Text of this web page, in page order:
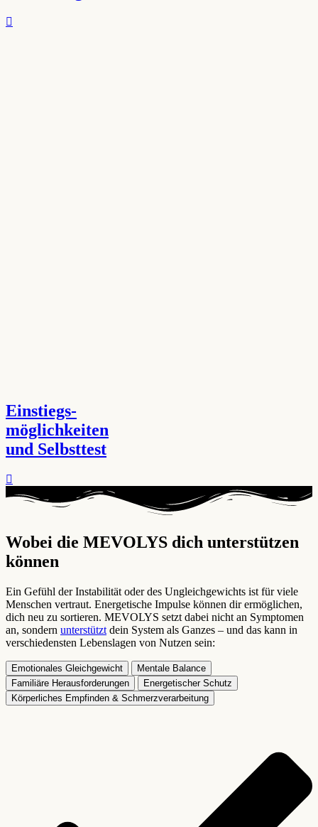
Einstiegs-
möglichkeiten
und Selbsttest
Wobei die MEVOLYS dich unterstützen
können ​
Ein Gefühl der Instabilität oder des Ungleichgewichts ist für viele
Menschen vertraut. Energetische Impulse können dir ermöglichen,
dich neu zu sortieren. MEVOLYS setzt dabei nicht an Symptomen
an, sondern unterstützt dein System als Ganzes – und das kann in
verschiedensten Lebenslagen von Nutzen sein:
Emotionales Gleichgewicht
Mentale Balance
Familiäre Herausforderungen
Energetischer Schutz
Körperliches Empfinden & Schmerzverarbeitung